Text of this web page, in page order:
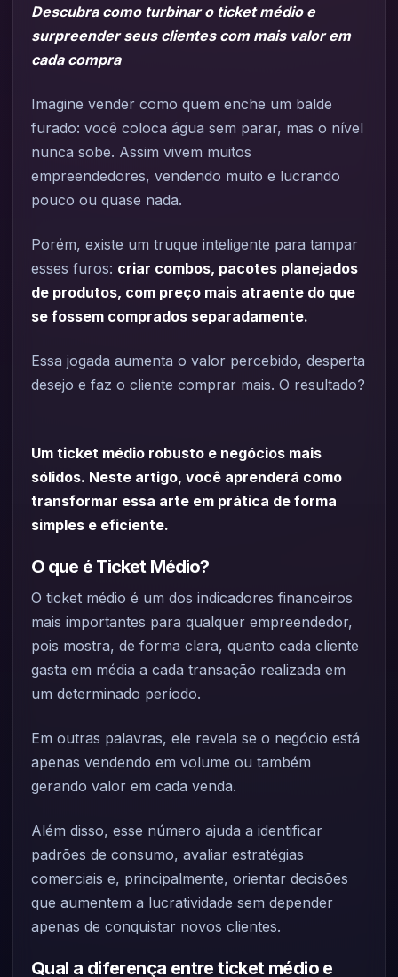
Descubra como turbinar o ticket médio e
surpreender seus clientes com mais valor em
cada compra
Imagine vender como quem enche um balde
furado: você coloca água sem parar, mas o nível
nunca sobe. Assim vivem muitos
empreendedores, vendendo muito e lucrando
pouco ou quase nada.
Porém, existe um truque inteligente para tampar
esses furos: criar combos, pacotes planejados
de produtos, com preço mais atraente do que
se fossem comprados separadamente.
Essa jogada aumenta o valor percebido, desperta
desejo e faz o cliente comprar mais. O resultado?
Um ticket médio robusto e negócios mais
sólidos. Neste artigo, você aprenderá como
transformar essa arte em prática de forma
simples e eficiente.
O que é Ticket Médio?
O ticket médio é um dos indicadores financeiros
mais importantes para qualquer empreendedor,
pois mostra, de forma clara, quanto cada cliente
gasta em média a cada transação realizada em
um determinado período.
Em outras palavras, ele revela se o negócio está
apenas vendendo em volume ou também
gerando valor em cada venda.
Além disso, esse número ajuda a identificar
padrões de consumo, avaliar estratégias
comerciais e, principalmente, orientar decisões
que aumentem a lucratividade sem depender
apenas de conquistar novos clientes.
Qual a diferença entre ticket médio e